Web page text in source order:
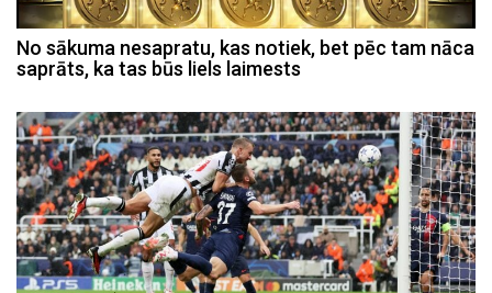
No sākuma nesapratu, kas notiek, bet pēc tam nāca
saprāts, ka tas būs liels laimests